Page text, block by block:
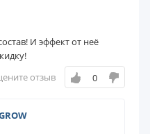
И эффект от неё
отзыв 0